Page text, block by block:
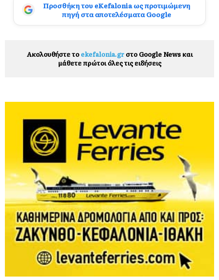
Προσθήκη του eKefalonia ως προτιμώμενη
πηγή στα αποτελέσματα Google
Ακολουθήστε το ekefalonia.grστο Google News και
μάθετε πρώτοι όλες τις ειδήσεις